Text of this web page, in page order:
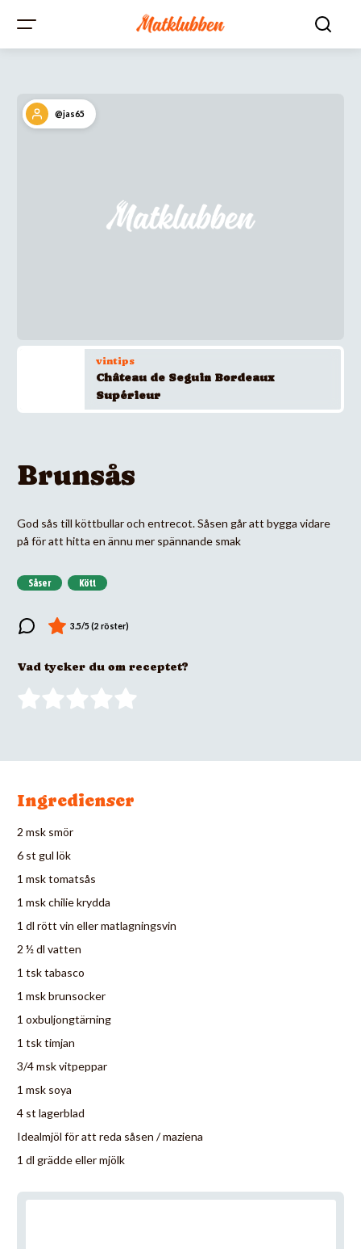
@jas65
vintips
Château de Seguin Bordeaux
Supérieur
Brunsås
God sås till köttbullar och entrecot. Såsen går att bygga vidare
på för att hitta en ännu mer spännande smak
Såser Kött
Vad tycker du om receptet?
Ingredienser
2 msk smör
6 st gul lök
1 msk tomatsås
1 msk chilie krydda
1 dl rött vin eller matlagningsvin
2 ½ dl vatten
1 tsk tabasco
1 msk brunsocker
1 oxbuljongtärning
1 tsk timjan
3/4 msk vitpeppar
1 msk soya
4 st lagerblad
Idealmjöl för att reda såsen / maziena
1 dl grädde eller mjölk